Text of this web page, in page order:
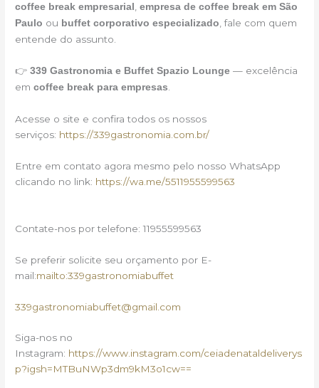
coffee break empresarial ,empresa de coffee break em São
Paulo ou buffet corporativo especializado, fale com quem
entende do assunto.
👉339 Gastronomia e Buffet Spazio Lounge — excelência
emcoffee break para empresas.
Acesse o site e confira todos os nossos
serviços: https://339gastronomia.com.br/
Entre em contato agora mesmo pelo nosso WhatsApp
clicando no link: https://wa.me/5511955599563
Contate-nos por telefone: 11955599563
Se preferir solicite seu orçamento por E-
mail:mailto:339gastronomiabuffet
339gastronomiabuffet@gmail.com
Siga-nos no
Instagram: https://www.instagram.com/ceiadenataldeliverys
p?igsh=MTBuNWp3dm9kM3o1cw==